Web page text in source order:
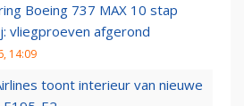
Boeing 737 MAX 10 stap
vliegproeven afgerond
14:09
toont interieur van nieuwe